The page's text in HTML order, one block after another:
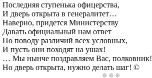
Последняя ступенька офицерства,
И дверь открыта в генералитет…
Наверно, придется Министерству
Давать официальный нам ответ
По поводу различий всех условных,
И пусть они походят на ушах!
… Мы нынче поздравляем Вас, полковник!
Но дверь открыта, нужно делать шаг! ©